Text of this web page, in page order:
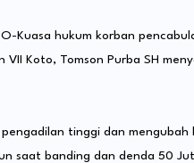
Kuasa hukum korban
VII Koto, Tomson Purba SH
tinggi dan
saat banding dan denda 50